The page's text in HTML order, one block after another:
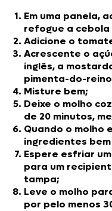
Em uma panela,
refogue a cebola
Adicione o
Acrescente o
inglês, a
pimenta-do-
Misture bem;
Deixe o molho
de 20 minutos,
Quando o molho
ingredientes
Espere esfriar
para um
tampa;
Leve o molho
por pelo menos